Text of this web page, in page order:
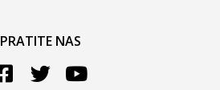
PRATITE NAS